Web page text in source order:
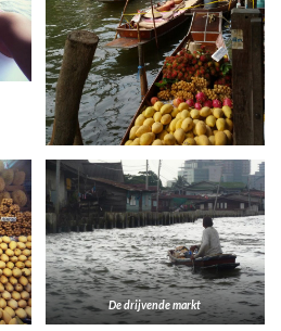
De drijvende markt